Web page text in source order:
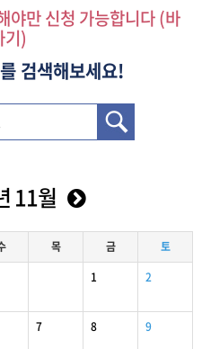
야만 신청 가능합니다 (바
기)
검색해보세요!
11월
목 금
토
1
2
7 8 9